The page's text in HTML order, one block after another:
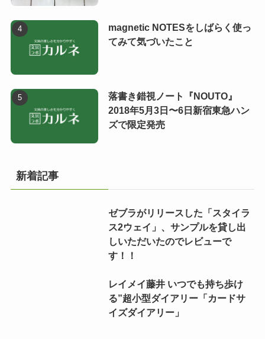
magnetic NOTESをしばらく使っ
てみて気づいたこと
落書き錯視ノート『NOUTO』
2018年5月3日〜6日新宿東急ハン
ズで限定発売
新着記事
ゼブラがリリースした「スタイラ
ス2ウェイ」、サンプルを貸し出
しいただいたのでレビューで
す！！
レイメイ藤井 いつでも持ち歩け
る”超小型ダイアリー「カードサ
イズダイアリー」